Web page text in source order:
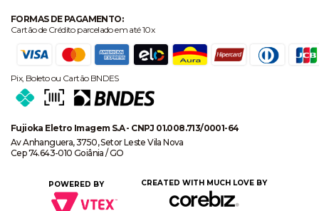
FORMAS DE PAGAMENTO:
Cartão de Crédito parcelado em até 10x
Pix, Boleto ou Cartão BNDES
Fujioka Eletro Imagem S.A - CNPJ 01.008.713/0001-64
Av Anhanguera, 3750, Setor Leste Vila Nova
Cep 74.643-010 Goiânia / GO
POWERED BY CREATED WITH MUCH LOVE BY